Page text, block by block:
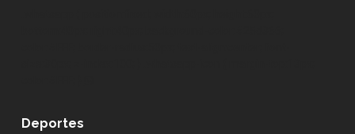
Deportes